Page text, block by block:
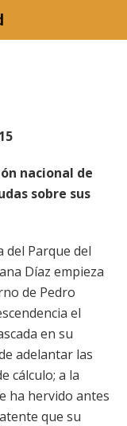
nacional de
sobre sus
del Parque del
Díaz empieza
de Pedro
el
en su
adelantar las
cálculo; a la
ha hervido antes
que su